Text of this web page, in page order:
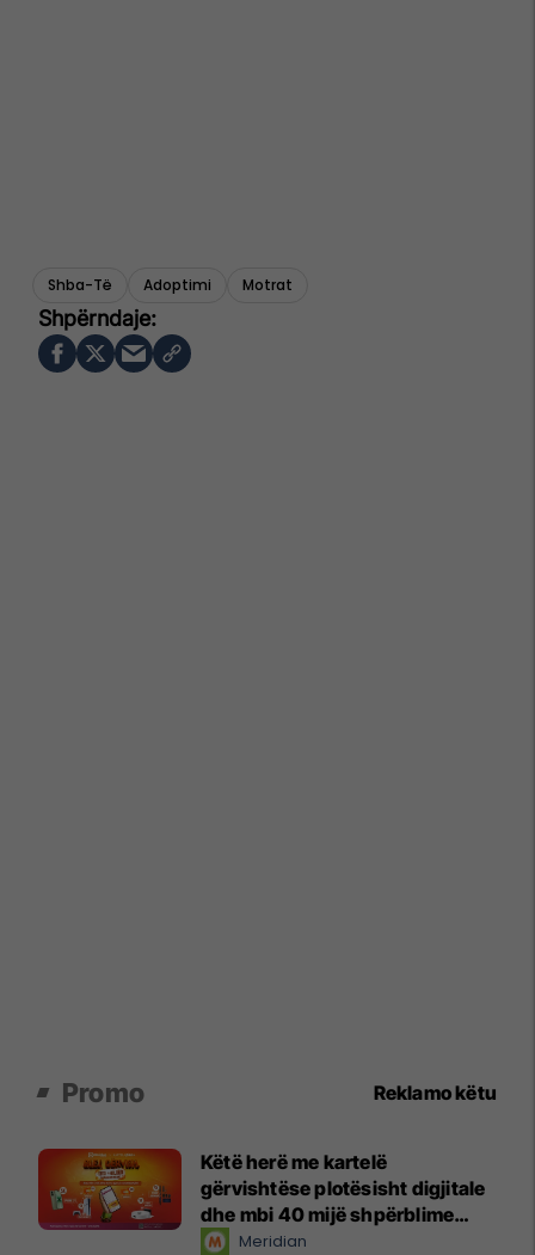
Shba-Të Adoptimi Motrat
Promo Reklamo këtu
Këtë herë me kartelë
gërvishtëse plotësisht digjitale
dhe mbi 40 mijë shpërblime
instant!Meridian